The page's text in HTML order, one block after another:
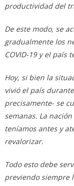
productividad del
De este modo, se
gradualmente los
COVID-19 y el país
Hoy, si bien la
vivió el país
precisamente- se
semanas. La
teníamos antes y
revalorizar.
Todo esto debe
previendo siempre